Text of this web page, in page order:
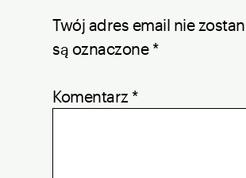
Twój adres email nie
są oznaczone *
Komentarz *